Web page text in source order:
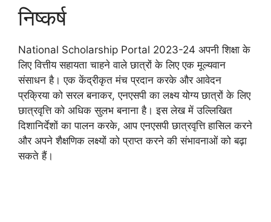
निष्कर्ष
National Scholarship Portal 2023-24 अपनी शिक्षा के
लिए वित्तीय सहायता चाहने वाले छात्रों के लिए एक मूल्यवान
संसाधन है। एक केंद्रीकृत मंच प्रदान करके और आवेदन
प्रक्रिया को सरल बनाकर, एनएसपी का लक्ष्य योग्य छात्रों के लिए
छात्रवृत्ति को अधिक सुलभ बनाना है। इस लेख में उल्लिखित
दिशानिर्देशों का पालन करके, आप एनएसपी छात्रवृत्ति हासिल करने
और अपने शैक्षणिक लक्ष्यों को प्राप्त करने की संभावनाओं को बढ़ा
सकते हैं।